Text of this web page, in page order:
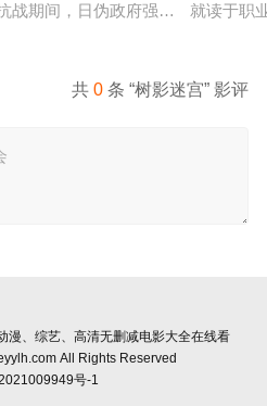
战期间，日伪政府强行推广、使用
就读于职
共0 条 “树影迷宫” 影评
漫、综艺、高清无删减电影大全在线看
All Rights Reserved
号-1